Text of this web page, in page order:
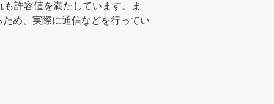
許容値を満たしています。ま
め、実際に通信などを行ってい